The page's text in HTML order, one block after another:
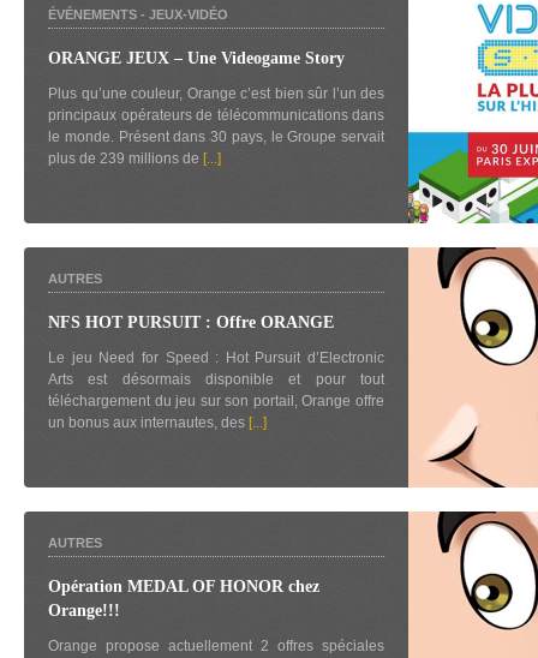
ÉVÉNEMENTS - JEUX-VIDÉO
ORANGE JEUX – Une Videogame Story
Plus qu’une couleur, Orange c’est bien sûr l’un des
principaux opérateurs de télécommunications dans
le monde. Présent dans 30 pays, le Groupe servait
plus de 239 millions de [...]
AUTRES
NFS HOT PURSUIT : Offre ORANGE
Le jeu Need for Speed : Hot Pursuit d’Electronic
Arts est désormais disponible et pour tout
téléchargement du jeu sur son portail, Orange offre
un bonus aux internautes, des [...]
AUTRES
Opération MEDAL OF HONOR chez
Orange!!!
Orange propose actuellement 2 offres spéciales